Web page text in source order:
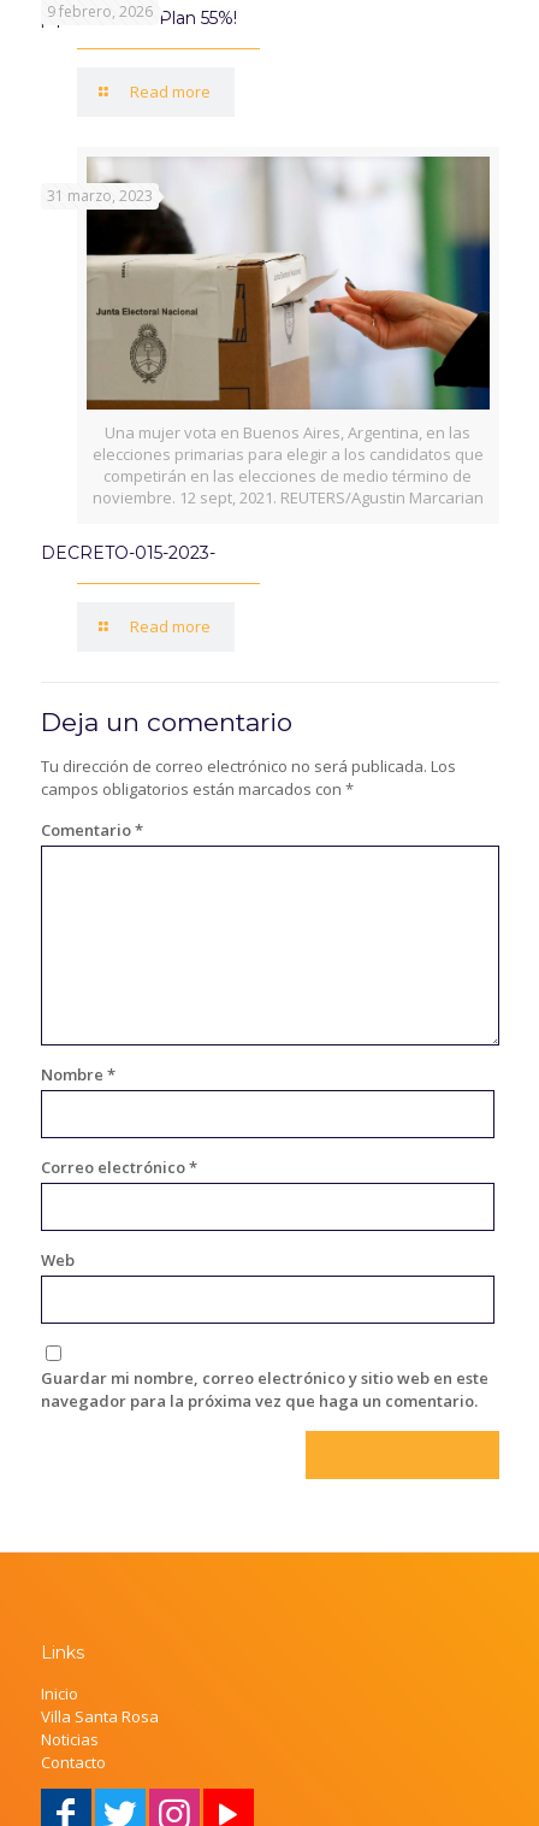
9 febrero, 2026
¡Aprovechá el Plan 55%!
Read more
Una mujer vota en Buenos Aires, Argentina, en las
elecciones primarias para elegir a los candidatos que
competirán en las elecciones de medio término de
noviembre. 12 sept, 2021. REUTERS/Agustin Marcarian
31 marzo, 2023
DECRETO-015-2023-
Read more
Deja un comentario
Tu dirección de correo electrónico no será publicada. Los
campos obligatorios están marcados con *
Comentario*
Nombre *
Correo electrónico*
Web
Guardar mi nombre, correo electrónico y sitio web en este
navegador para la próxima vez que haga un comentario.
Links
Inicio
Villa Santa Rosa
Noticias
Contacto